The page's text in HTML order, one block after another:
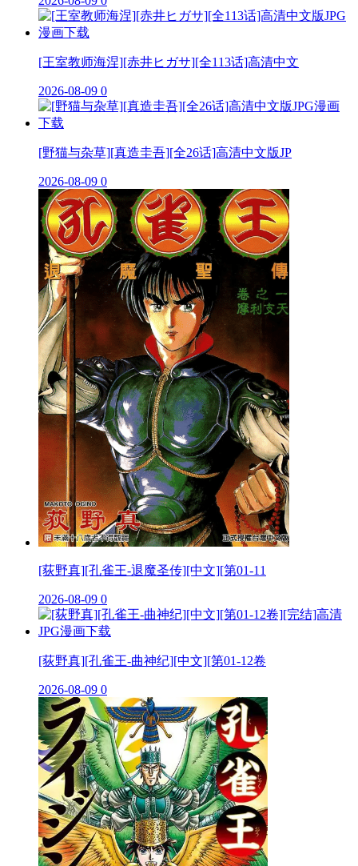
[王室教师海涅][赤井ヒガサ][全113话]高清中文
2026-08-09 0
[野猫与杂草][真造圭吾][全26话]高清中文版JP
2026-08-09 0
[荻野真][孔雀王-退魔圣传][中文][第01-11
2026-08-09 0
[荻野真][孔雀王-曲神纪][中文][第01-12卷
2026-08-09 0